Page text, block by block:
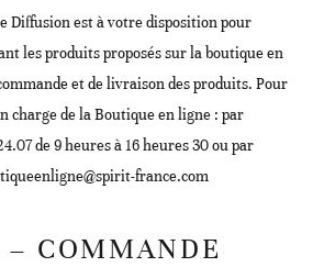
Diffusion est à votre disposition pour
les produits proposés sur la boutique en
et de livraison des produits. Pour
charge de la Boutique en ligne : par
de 9 heures à 16 heures 30 ou par
france.com
COMMANDE